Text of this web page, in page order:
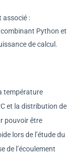
associé :
Python et
de calcul.
température
et la distribution de
pouvoir être
lors de l’étude du
de l’écoulement